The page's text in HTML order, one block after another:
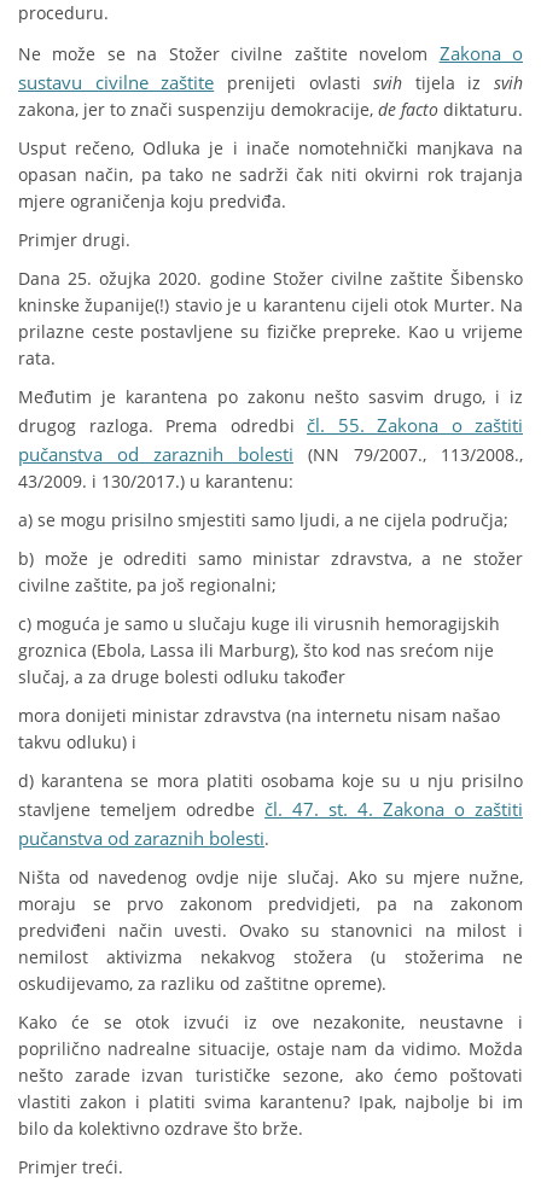
proceduru.
Ne može se na Stožer civilne zaštite novelom Zakona o
sustavu civilne zaštite prenijeti ovlastisvih tijela iz svih
zakona, jer to znači suspenziju demokracije, de facto diktaturu.
Usput rečeno, Odluka je i inače nomotehnički manjkava na
opasan način, pa tako ne sadrži čak niti okvirni rok trajanja
mjere ograničenja koju predviđa.
Primjer drugi.
Dana 25. ožujka 2020. godine Stožer civilne zaštite Šibensko
kninske županije(!) stavio je u karantenu cijeli otok Murter. Na
prilazne ceste postavljene su fizičke prepreke. Kao u vrijeme
rata.
Međutim je karantena po zakonu nešto sasvim drugo, i iz
drugog razloga. Prema odredbi čl. 55. Zakona o zaštiti
pučanstva od zaraznih bolesti (NN 79/2007., 113/2008.,
43/2009. i 130/2017.) u karantenu:
a) se mogu prisilno smjestiti samo ljudi, a ne cijela područja;
b) može je odrediti samo ministar zdravstva, a ne stožer
civilne zaštite, pa još regionalni;
c) moguća je samo u slučaju kuge ili virusnih hemoragijskih
groznica (Ebola, Lassa ili Marburg), što kod nas srećom nije
slučaj, a za druge bolesti odluku također
mora donijeti ministar zdravstva (na internetu nisam našao
takvu odluku) i
d) karantena se mora platiti osobama koje su u nju prisilno
stavljene temeljem odredbe čl. 47. st. 4. Zakona o zaštiti
pučanstva od zaraznih bolesti.
Ništa od navedenog ovdje nije slučaj. Ako su mjere nužne,
moraju se prvo zakonom predvidjeti, pa na zakonom
predviđeni način uvesti. Ovako su stanovnici na milost i
nemilost aktivizma nekakvog stožera (u stožerima ne
oskudijevamo, za razliku od zaštitne opreme).
Kako će se otok izvući iz ove nezakonite, neustavne i
poprilično nadrealne situacije, ostaje nam da vidimo. Možda
nešto zarade izvan turističke sezone, ako ćemo poštovati
vlastiti zakon i platiti svima karantenu? Ipak, najbolje bi im
bilo da kolektivno ozdrave što brže.
Primjer treći.